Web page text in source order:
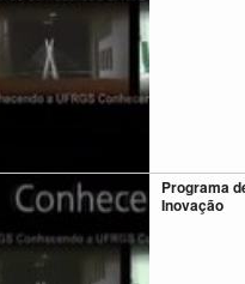
Programa
Inovação